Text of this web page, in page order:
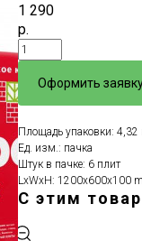
1 290
р.
Оформить
Площадь упаковки: 4,32
Ед. изм.: пачка
Штук в пачке: 6 плит
LxWxH: 1200x600x100
С этим